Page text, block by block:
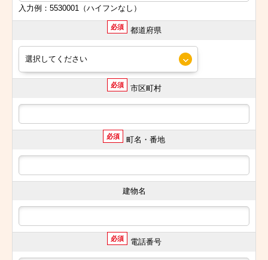
入力例：5530001（ハイフンなし）
必須 都道府県
必須 市区町村
必須 町名・番地
建物名
必須 電話番号